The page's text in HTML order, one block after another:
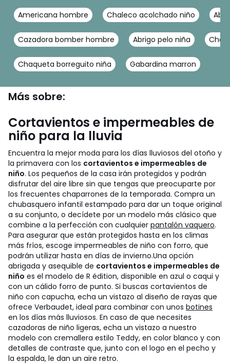
Americana hombre Chaleco acolchado niño
Cazadora bomber hombre Abrigo pelo niña
Chaqueta borreguito niña Gabardina marron
Más sobre:
Cortavientos e impermeables de
niño para la lluvia
Encuentra la mejor moda para los días lluviosos del otoño y
la primavera con los cortavientos e impermeables de
niño. Los pequeños de la casa irán protegidos y podrán
disfrutar del aire libre sin que tengas que preocuparte por
los frecuentes chaparrones de la temporada. Compra un
chubasquero infantil estampado para dar un toque original
a su conjunto, o decídete por un modelo más clásico que
combine a la perfección con cualquier pantalón vaquero.
Para asegurar que están protegidos hasta en los climas
más fríos, escoge impermeables de niño con forro, que
podrán utilizar hasta en días de invierno.Una opción
abrigada y asequible de cortavientos e impermeables de
niño es el modelo de R édition, disponible en azul o caqui y
con un cálido forro de punto. Si buscas cortavientos de
niño con capucha, echa un vistazo al diseño de rayas que
ofrece Verbaudet, ideal para combinar con unos botines
en los días más lluviosos. En caso de que necesites
cazadoras de niño ligeras, echa un vistazo a nuestro
modelo con cremallera estilo Teddy, en color blanco y con
detalles de contraste que, junto con el logo en el pecho y
la espalda, le dan un aire retro.